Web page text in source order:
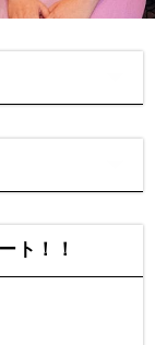
ト！！